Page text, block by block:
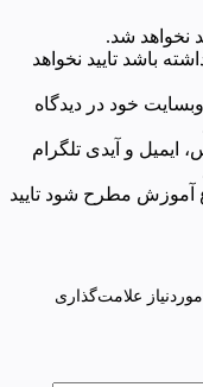
نخواهد شد.
باشد تایید نخواهد
خود در دیدگاه
ایمیل و آیدی تلگرام
آموزش مطرح شود تایید
علامت‌گذاری